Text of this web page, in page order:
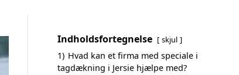
Indholdsfortegnelse skjul
1) Hvad kan et firma med speciale i
tagdækning i Jersie hjælpe med?